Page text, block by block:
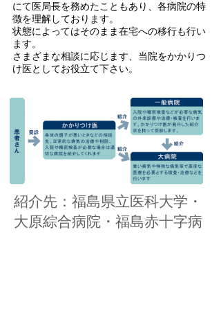
にて医局長を務めたこともあり、各病院の特
徴を理解しております。
​状態によってはそのまま在宅への移行も行い
ます。
さまざまな相談に応じます、当院をかかりつ
け医としてお役立て下さい。
​紹介先：福島県立医科大学・
大原綜合病院・福島赤十字病